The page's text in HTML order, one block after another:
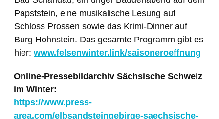
Papststein, eine musikalische Lesung auf
Schloss Prossen sowie das Krimi-Dinner auf
Burg Hohnstein. Das gesamte Programm gibt es
hier: www.felsenwinter.link/saisoneroeffnung
Online-Pressebildarchiv Sächsische Schweiz
im Winter:
https://www.press-
area.com/elbsandsteingebirge-saechsische-